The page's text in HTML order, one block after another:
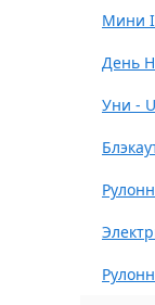
Мини
День
Уни -